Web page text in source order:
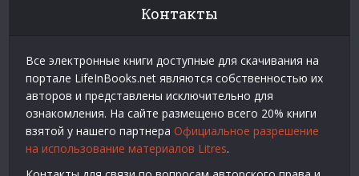
Контакты
Все электронные книги доступные для скачивания на
портале LifeInBooks.net являются собственностью их
авторов и представлены исключительно для
ознакомления. На сайте размещено всего 20% книги
взятой у нашего партнера Официальное разрешение
на использование материалов Litres.